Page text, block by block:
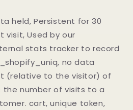
held, Persistent for 30
visit, Used by our
stats tracker to record
no data
(relative to the visitor) of
the number of visits to a
cart, unique token,